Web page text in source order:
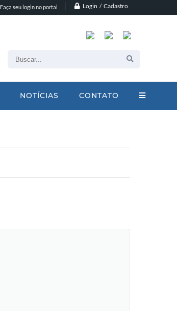
Faça seu login no portal Login / Cadastro
NOTÍCIAS CONTATO